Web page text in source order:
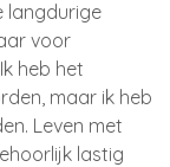
langdurige
voor
heb het
maar ik heb
Leven met
lastig